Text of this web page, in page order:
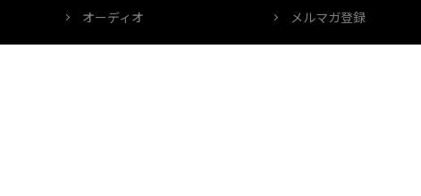
オーディオ メルマガ登録